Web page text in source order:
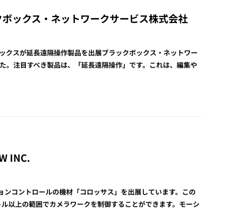
ックス・ネットワークサービス株式会社
スが延長遠隔操作製品を出展ブラックボックス・ネットワー
注目すべき製品は、「延長遠隔操作」です。これは、編集や
INC.
コントロールの機材「コロッサス」を出展しています。この
以上の範囲でカメラワークを制御することができます。モーシ